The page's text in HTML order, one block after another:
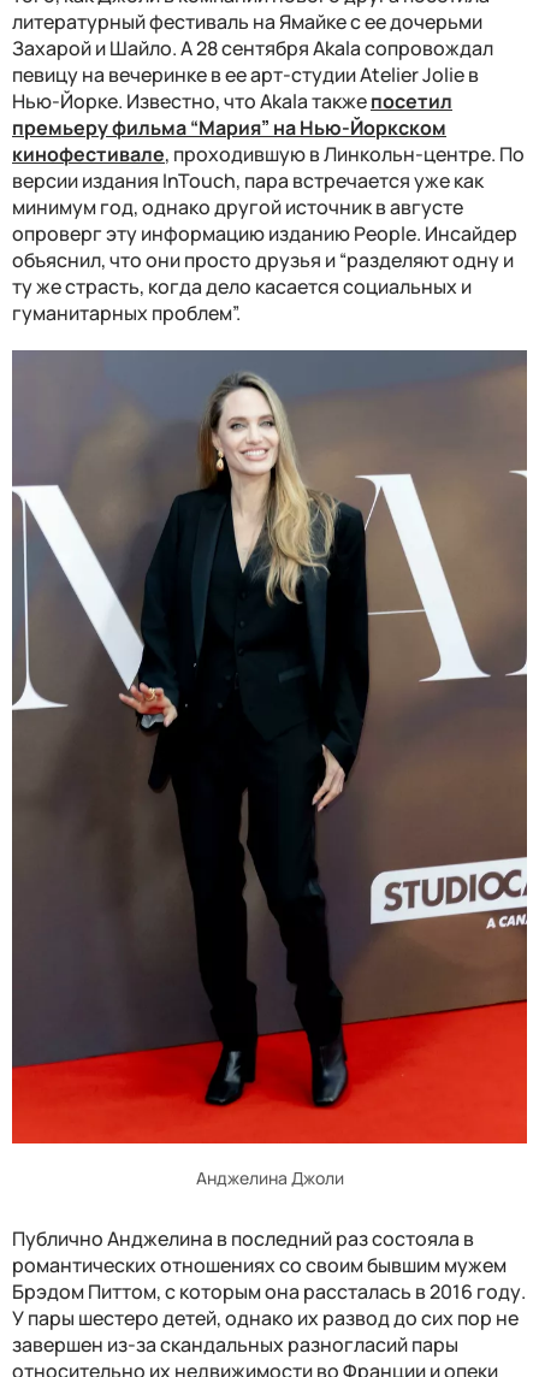
литературный фестиваль на Ямайке с ее дочерьми
Захарой ​​и Шайло. А 28 сентября Akala сопровождал
певицу на вечеринке в ее арт-студии Atelier Jolie в
Нью-Йорке. Известно, что Akala такжепосетил
премьеру фильма “Мария” на Нью-Йоркском
кинофестивале, проходившую в Линкольн-центре. По
версии издания InTouch, пара встречается уже как
минимум год, однако другой источник в августе
опроверг эту информацию изданию People. Инсайдер
объяснил, что они просто друзья и “разделяют одну и
ту же страсть, когда дело касается социальных и
гуманитарных проблем”.
Анджелина Джоли
Публично Анджелина в последний раз состояла в
романтических отношениях со своим бывшим мужем
Брэдом Питтом, с которым она рассталась в 2016 году.
У пары шестеро детей, однако их развод до сих пор не
завершен из-за скандальных разногласий пары
относительно их недвижимости во Франции и опеки